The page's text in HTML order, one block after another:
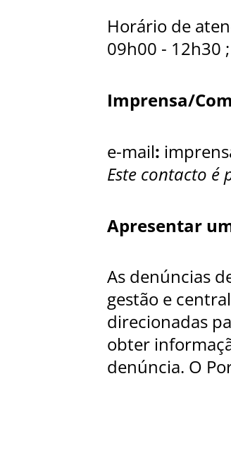
Horário de
09h00 - 12h30
Imprensa/
e-mail:
Este contacto é
Apresentar
As denúncias
gestão e
direcionadas
obter
denúncia. O